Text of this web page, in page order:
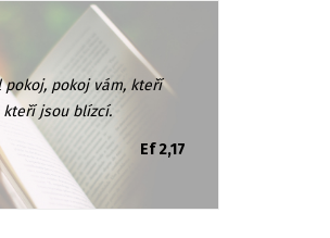
pokoj, pokoj vám, kteří
jsou blízcí.
Ef 2,17